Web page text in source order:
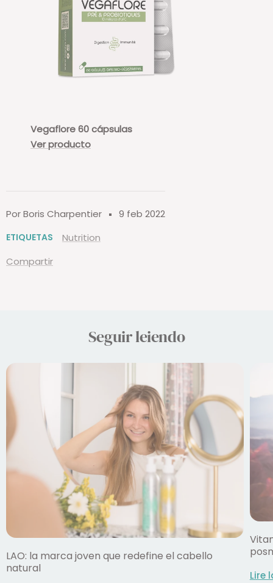
Por Boris Charpentier 9 feb 2022
ETIQUETAS
Nutrition
Compartir
Vegaflore 60 cápsulas
Ver producto
Seguir leiendo
LAO: la marca joven que redefine el cabello
natural
Lire